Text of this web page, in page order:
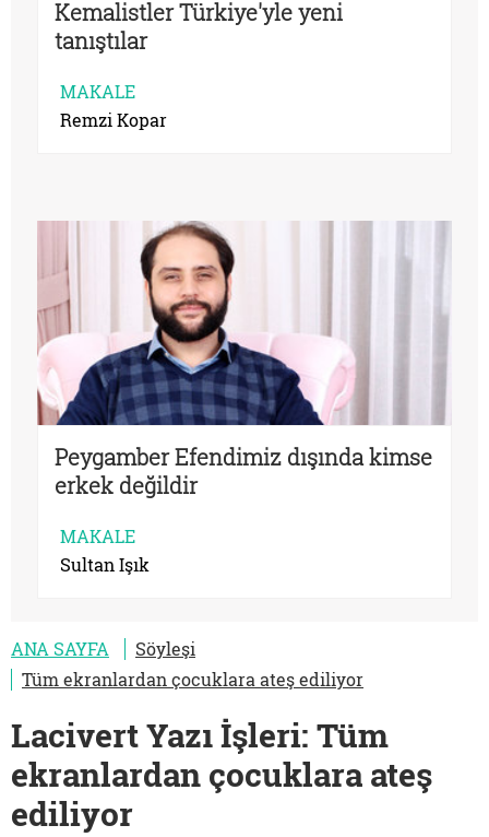
Kemalistler Türkiye'yle yeni
tanıştılar
MAKALE
Remzi Kopar
Peygamber Efendimiz dışında kimse
erkek değildir
MAKALE
Sultan Işık
ANA SAYFA
Söyleşi
Tüm ekranlardan çocuklara ateş ediliyor
Lacivert Yazı İşleri: Tüm
ekranlardan çocuklara ateş
ediliyor